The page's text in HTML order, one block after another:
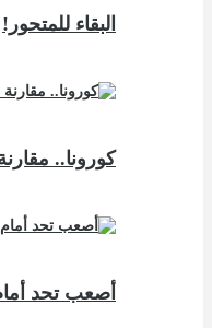
البقاء للمتحور!
كورونا.. مقارنة
أصعب تحد